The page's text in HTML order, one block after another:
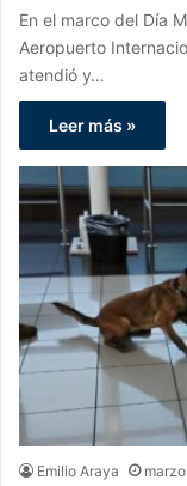
En el marco del Día
Aeropuerto
atendió y…
Leer más »
Emilio Araya